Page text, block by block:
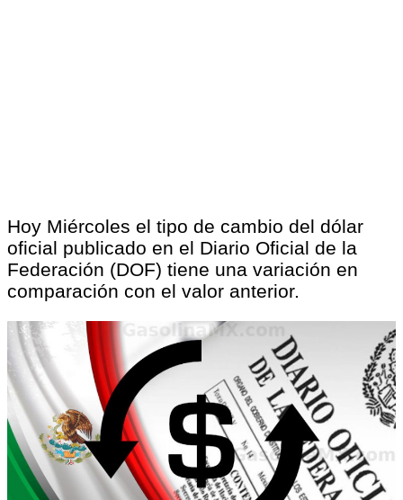
Hoy Miércoles el tipo de cambio del dólar
oficial publicado en el Diario Oficial de la
Federación (DOF) tiene una variación en
comparación con el valor anterior.